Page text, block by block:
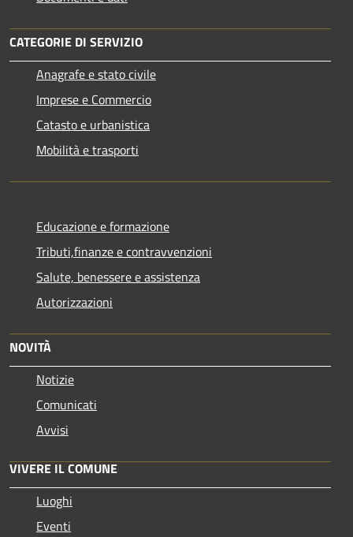
CATEGORIE DI SERVIZIO
Anagrafe e stato civile
Imprese e Commercio
Catasto e urbanistica
Mobilità e trasporti
Educazione e formazione
Tributi,finanze e contravvenzioni
Salute, benessere e assistenza
Autorizzazioni
NOVITÀ
Notizie
Comunicati
Avvisi
VIVERE IL COMUNE
Luoghi
Eventi